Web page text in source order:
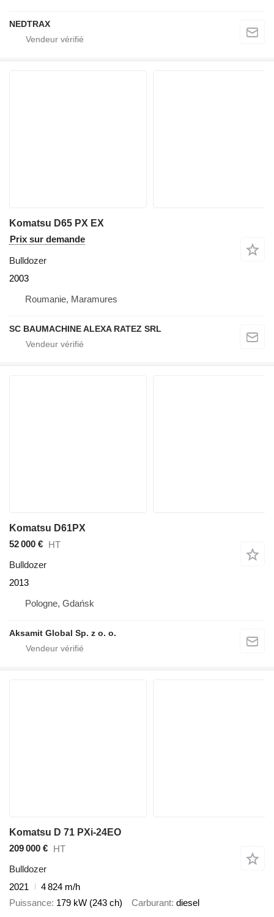
NEDTRAX
Komatsu D65 PX EX
Prix sur demande
Bulldozer
2003
Roumanie, Maramures
SC BAUMACHINE ALEXA RATEZ SRL
Komatsu D61PX
52 000 € HT
Bulldozer
2013
Pologne, Gdańsk
Aksamit Global Sp. z o. o.
Komatsu D 71 PXi-24EO
209 000 € HT
Bulldozer
2021
4 824 m/h
Puissance 179 kW (243 ch) Carburant diesel